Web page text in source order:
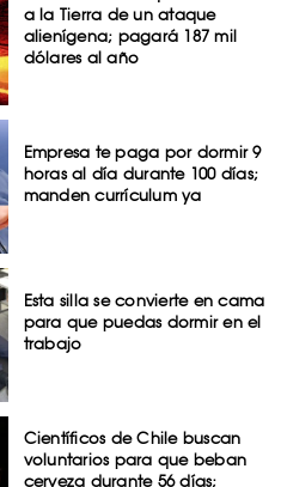
a la Tierra de un ataque
alienígena; pagará 187 mil
dólares al año
Empresa te paga por dormir 9
horas al día durante 100 días;
manden currículum ya
Esta silla se convierte en cama
para que puedas dormir en el
trabajo
Científicos de Chile buscan
voluntarios para que beban
cerveza durante 56 días;